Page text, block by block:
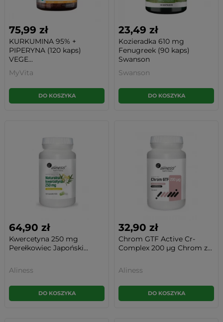
75,99 zł
KURKUMINA 95% +
PIPERYNA (120 kaps)
VEGE...
MyVita
DO KOSZYKA
23,49 zł
Kozieradka 610 mg
Fenugreek (90 kaps)
Swanson
Swanson
DO KOSZYKA
64,90 zł
Kwercetyna 250 mg
Perełkowiec Japoński...
Aliness
DO KOSZYKA
32,90 zł
Chrom GTF Active Cr-
Complex 200 µg Chrom z...
Aliness
DO KOSZYKA